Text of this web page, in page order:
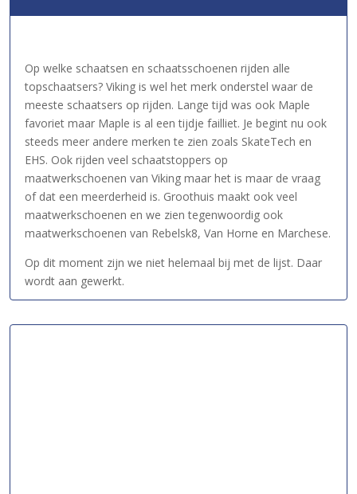
Op welke schaatsen en schaatsschoenen rijden alle
topschaatsers? Viking is wel het merk onderstel waar de
meeste schaatsers op rijden. Lange tijd was ook Maple
favoriet maar Maple is al een tijdje failliet. Je begint nu ook
steeds meer andere merken te zien zoals SkateTech en
EHS. Ook rijden veel schaatstoppers op
maatwerkschoenen van Viking maar het is maar de vraag
of dat een meerderheid is. Groothuis maakt ook veel
maatwerkschoenen en we zien tegenwoordig ook
maatwerkschoenen van Rebelsk8, Van Horne en Marchese.
Op dit moment zijn we niet helemaal bij met de lijst. Daar
wordt aan gewerkt.